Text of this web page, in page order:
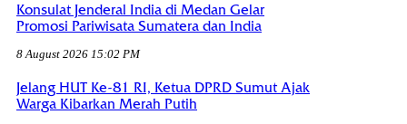
Konsulat Jenderal India di Medan Gelar
Promosi Pariwisata Sumatera dan India
8 August 2026 15:02 PM
Jelang HUT Ke-81 RI, Ketua DPRD Sumut Ajak
Warga Kibarkan Merah Putih